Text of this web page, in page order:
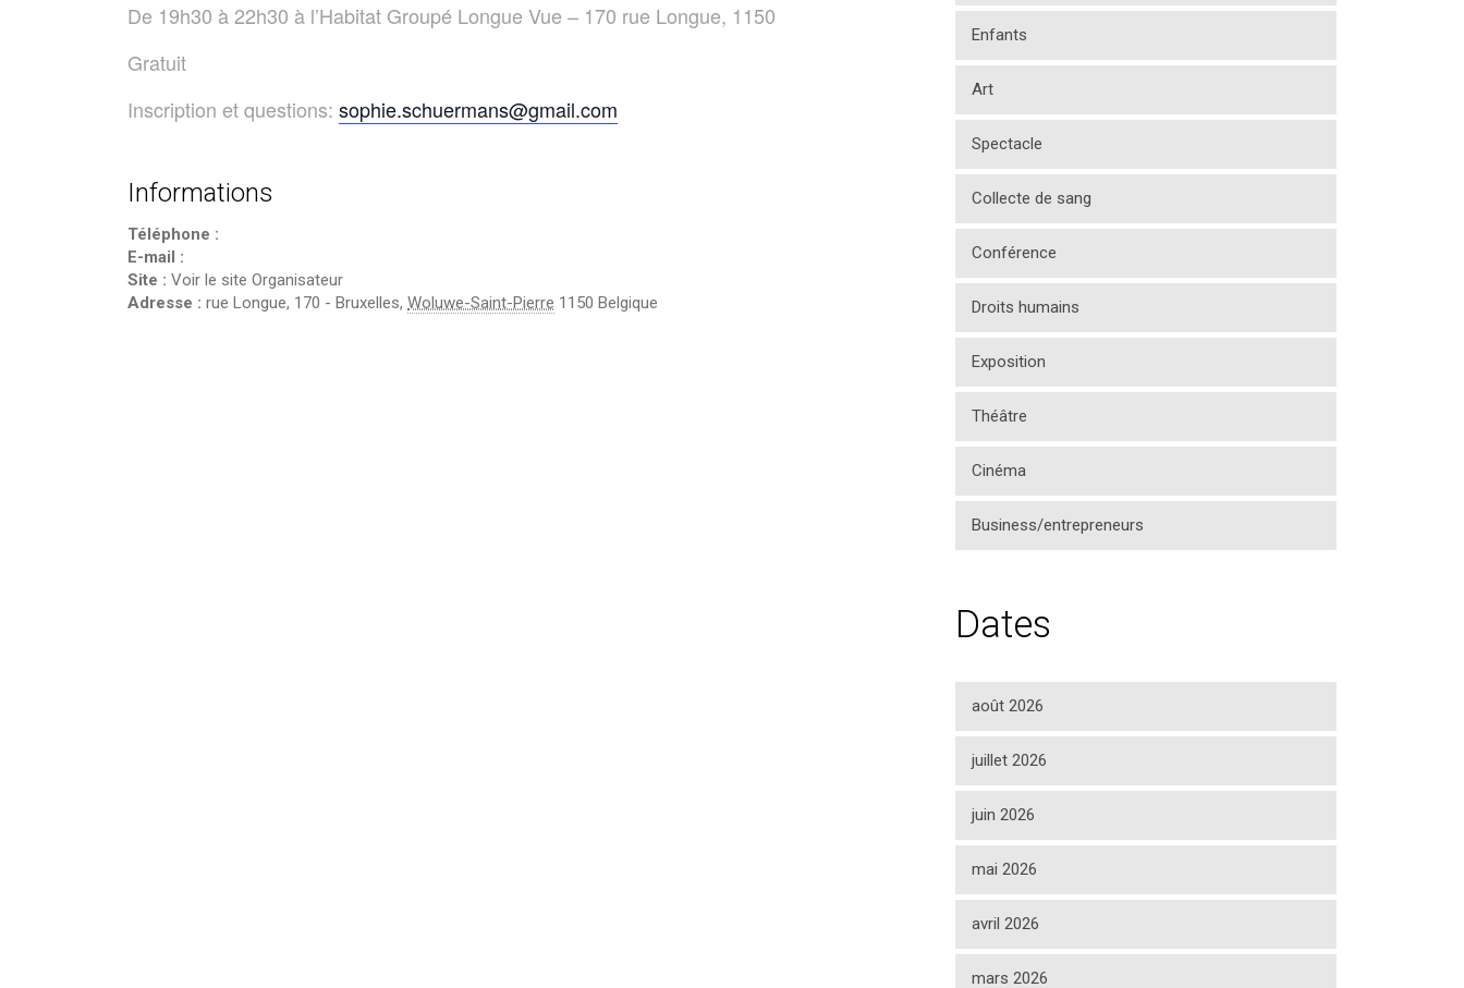
De 19h30 à 22h30 à l’Habitat Groupé Longue Vue – 170 rue Longue, 1150
Gratuit
Inscription et questions: sophie.schuermans@gmail.com
Informations
Téléphone :
E-mail :
Site : Voir le site Organisateur
Adresse : rue Longue, 170 - Bruxelles, Woluwe-Saint-Pierre 1150 Belgique
Enfants
Art
Spectacle
Collecte de sang
Conférence
Droits humains
Exposition
Théâtre
Cinéma
Business/entrepreneurs
Dates
août 2026
juillet 2026
juin 2026
mai 2026
avril 2026
mars 2026